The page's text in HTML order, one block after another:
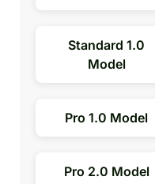
Standard 1.0
Model
Pro 1.0 Model
Pro 2.0 Model